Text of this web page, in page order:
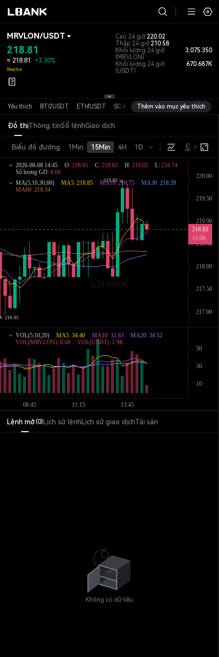
MRVLON/USDT
218.81
≈ 218.81 +3.30%
Stocks
Cao 24 giờ 220.02
Thấp 24 giờ 210.58
Khối lượng 24 giờ
(MRVLON)
3,075.350
Khối lượng 24 giờ
(USDT)
670.687K
Yêu thích BTC/USDT ETH/USDT SOL/ USDT XRP/USDT DOGE/
Thêm vào mục yêu thích
Đồ thịThông tinSổ lệnhGiao dịch
Biểu đồ đường 1Min 15Min 4H 1D
Lệnh mở(0)Lịch sử lệnhLịch sử giao dịchTài sản
Không có dữ liệu